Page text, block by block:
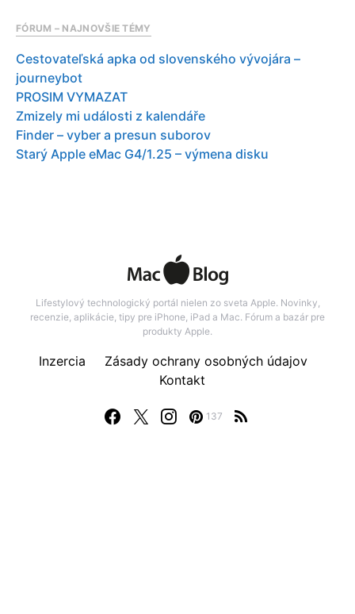
FÓRUM – NAJNOVŠIE TÉMY
Cestovateľská apka od slovenského vývojára –
journeybot
PROSIM VYMAZAT
Zmizely mi události z kalendáře
Finder – vyber a presun suborov
Starý Apple eMac G4/1.25 – výmena disku
Lifestylový technologický portál nielen zo sveta Apple. Novinky,
recenzie, aplikácie, tipy pre iPhone, iPad a Mac. Fórum a bazár pre
produkty Apple.
137
Inzercia
Zásady ochrany osobných údajov
Kontakt